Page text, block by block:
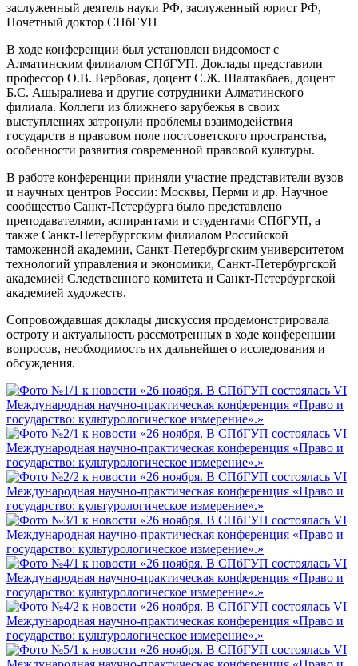
заслуженный деятель науки РФ, заслуженный юрист РФ,
Почетный доктор СПбГУП
В ходе конференции был установлен видеомост с
Алматинским филиалом СПбГУП. Доклады представили
профессор О.В. Вербовая, доцент С.Ж. Шалтакбаев, доцент
Б.С. Ашыралиева и другие сотрудники Алматинского
филиала. Коллеги из ближнего зарубежья в своих
выступлениях затронули проблемы взаимодействия
государств в правовом поле постсоветского пространства,
особенности развития современной правовой культуры.
В работе конференции приняли участие представители вузов
и научных центров России: Москвы, Перми и др. Научное
сообщество Санкт-Петербурга было представлено
преподавателями, аспирантами и студентами СПбГУП, а
также Санкт-Петербургским филиалом Российской
таможенной академии, Санкт-Петербургским университетом
технологий управления и экономики, Санкт-Петербургской
академией Следственного комитета и Санкт-Петербургской
академией художеств.
Сопровождавшая доклады дискуссия продемонстрировала
остроту и актуальность рассмотренных в ходе конференции
вопросов, необходимость их дальнейшего исследования и
обсуждения.